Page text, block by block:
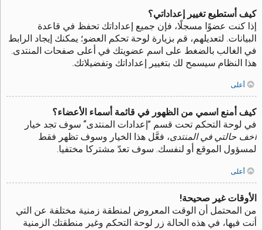
كيف أستطيع تغيير إعداداتي؟
إذا كنت عضوًا مسجلًا، فإن جميع إعداداتك تحفظ في قاعدة
البيانات. لتعديلهم، قم بزيارة لوحة تحكم العضو؛ يمكنك إيجاد الرابط
في الغالب بالضغط على اسم عضويتك في أعلى صفحات المنتدى.
هذا النظام سيسمح لك بتغيير إعداداتك وتفضيلاتك.
أعلى
كيف أمنع اسمي من الظهور في قائمة أسماء الأعضاء؟
في لوحة التحكم تحت قسم ”إعدادات المنتدى“ سوف تجد خيار
أخف حالتي في المنتدى، فعَّل هذا الخيار وسوف تظهر فقط
لمسؤول الموقع أو لنفسك. سوف تعدّ مشتركا مختفيا.
أعلى
الأوقات غير صحيحة!
من المحتمل أن الوقت المعروض لمنطقة زمنية مختلفة عن التي
أنت فيها، في هذه الحالة زر لوحة التحكم وغير منطقتك الزمنية